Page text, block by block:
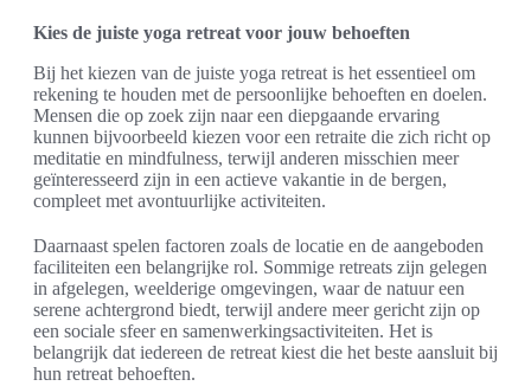
Kies de juiste yoga retreat voor jouw behoeften
Bij het kiezen van de juiste yoga retreat is het essentieel om
rekening te houden met de persoonlijke behoeften en doelen.
Mensen die op zoek zijn naar een diepgaande ervaring
kunnen bijvoorbeeld kiezen voor een retraite die zich richt op
meditatie en mindfulness, terwijl anderen misschien meer
geïnteresseerd zijn in een actieve vakantie in de bergen,
compleet met avontuurlijke activiteiten.
Daarnaast spelen factoren zoals de locatie en de aangeboden
faciliteiten een belangrijke rol. Sommige retreats zijn gelegen
in afgelegen, weelderige omgevingen, waar de natuur een
serene achtergrond biedt, terwijl andere meer gericht zijn op
een sociale sfeer en samenwerkingsactiviteiten. Het is
belangrijk dat iedereen de retreat kiest die het beste aansluit bij
hun retreat behoeften.